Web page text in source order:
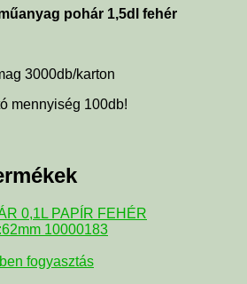
pohár 1,5dl fehér
3000db/karton
mennyiség 100db!
fogyasztás